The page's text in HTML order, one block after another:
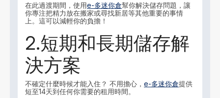
在此過渡期間，使用e-多迷你倉幫你解決儲存問題，讓
你專注把精力放在搬家或尋找新居等其他重要的事情
上。這可以減輕你的負擔！
2.短期和長期儲存解
決方案
不確定什麼時候才能入住？ 不用擔心，e-多迷你倉提供
短至14天到任何你需要的租用時間。